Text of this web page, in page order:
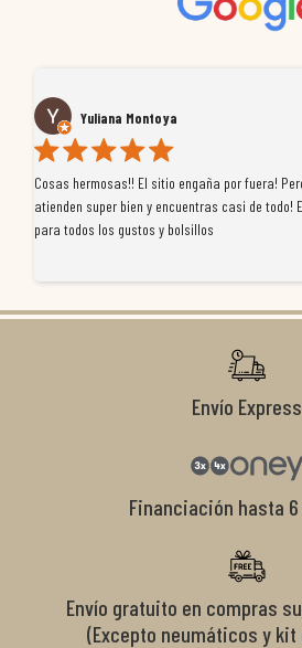
Yuliana Montoya
Cosas hermosas!! El sitio engaña por fuera!
atienden super bien y encuentras casi de todo!
para todos los gustos y bolsillos
Envío Express
Financiación hasta
Envío gratuito en compras
(Excepto neumáticos y